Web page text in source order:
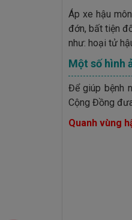
Áp xe hậu
đớn, bất tiện
như: hoại tử
Một số hình
Để giúp bệnh
Cộng Đồng
Quanh vùng